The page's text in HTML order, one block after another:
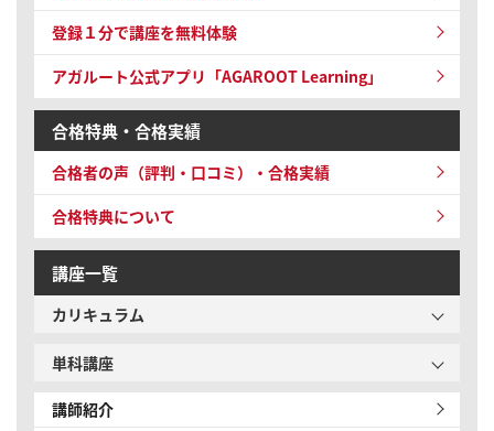
登録１分で講座を無料体験
アガルート公式アプリ「AGAROOT Learning」
合格特典・合格実績
合格者の声（評判・口コミ）・合格実績
合格特典について
講座一覧
カリキュラム
単科講座
講師紹介